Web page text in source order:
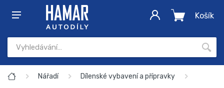
Košík
Nářadí Dílenské vybavení a přípravky